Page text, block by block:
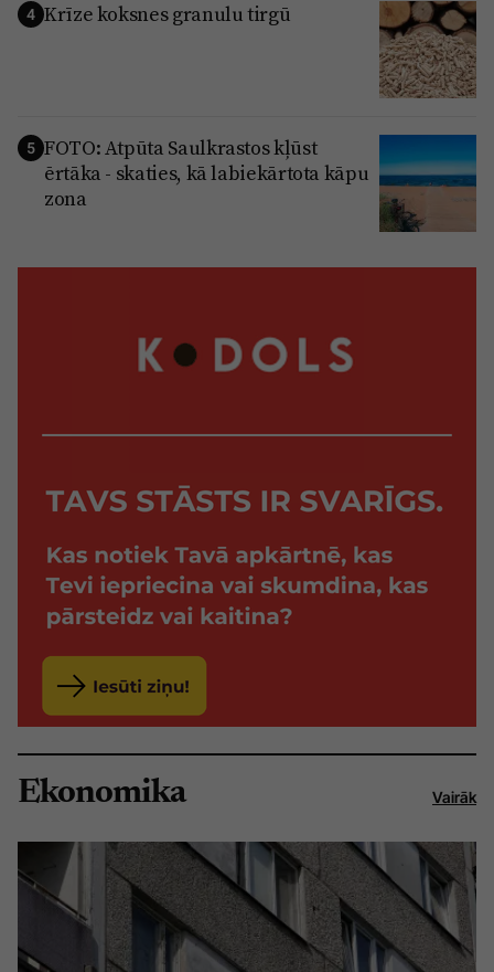
4 Krīze koksnes granulu tirgū
5 FOTO: Atpūta Saulkrastos kļūst
ērtāka - skaties, kā labiekārtota kāpu
zona
Ekonomika Vairāk